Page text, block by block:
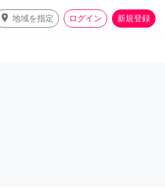
place 地域を指定 ログイン 新規登録